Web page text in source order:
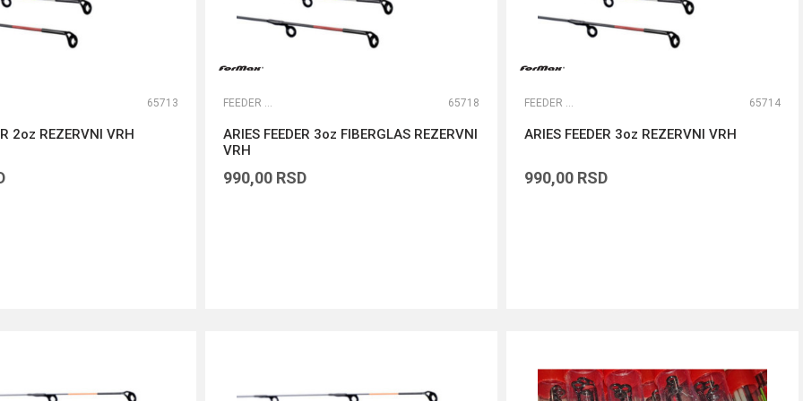
65713
2oz REZERVNI VRH
FEEDER VRHOVI 65718
ARIES FEEDER 3oz FIBERGLAS REZERVNI
VRH
990,00 RSD
FEEDER VRHOVI 65714
ARIES FEEDER 3oz REZERVNI VRH
990,00 RSD